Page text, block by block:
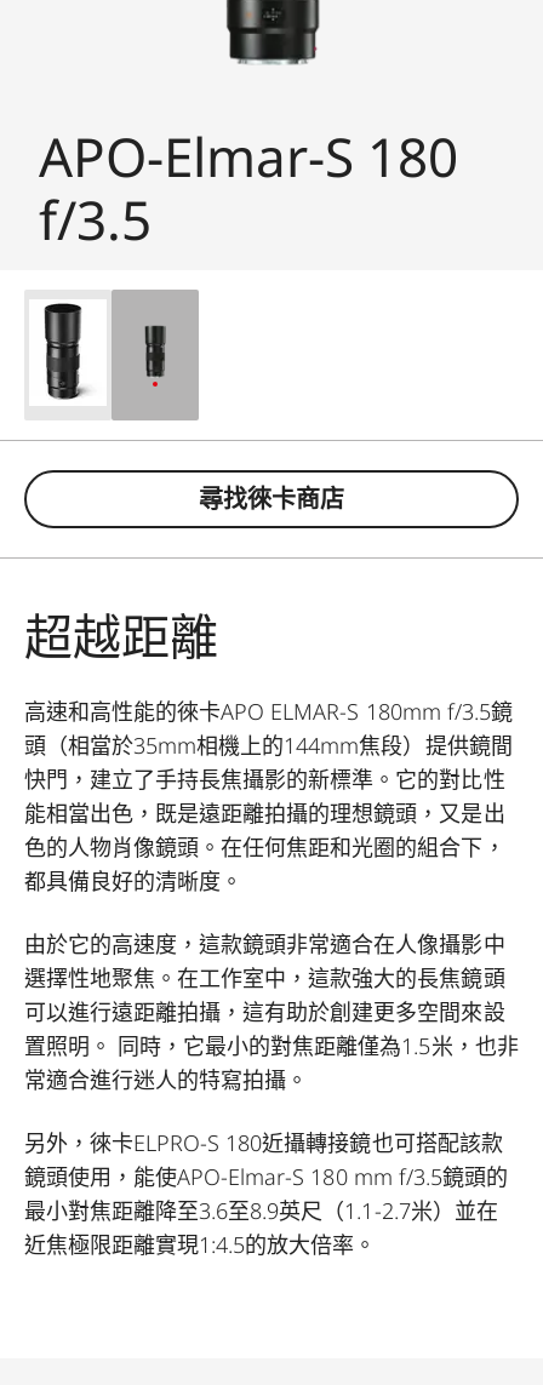
APO-Elmar-S 180
f/3.5
尋找徠卡商店
超越距離
高速和高性能的徠卡APO ELMAR-S 180mm f/3.5鏡
頭（相當於35mm相機上的144mm焦段）提供鏡間
快門，建立了手持長焦攝影的新標準。它的對比性
能相當出色，既是遠距離拍攝的理想鏡頭，又是出
色的人物肖像鏡頭。在任何焦距和光圈的組合下，
都具備良好的清晰度。
由於它的高速度，這款鏡頭非常適合在人像攝影中
選擇性地聚焦。在工作室中，這款強大的長焦鏡頭
可以進行遠距離拍攝，這有助於創建更多空間來設
置照明。 同時，它最小的對焦距離僅為1.5米，也非
常適合進行迷人的特寫拍攝。
另外，徠卡ELPRO-S 180近攝轉接鏡也可搭配該款
鏡頭使用，能使APO-Elmar-S 180 mm f/3.5鏡頭的
最小對焦距離降至3.6至8.9英尺（1.1-2.7米）並在
近焦極限距離實現1:4.5的放大倍率。